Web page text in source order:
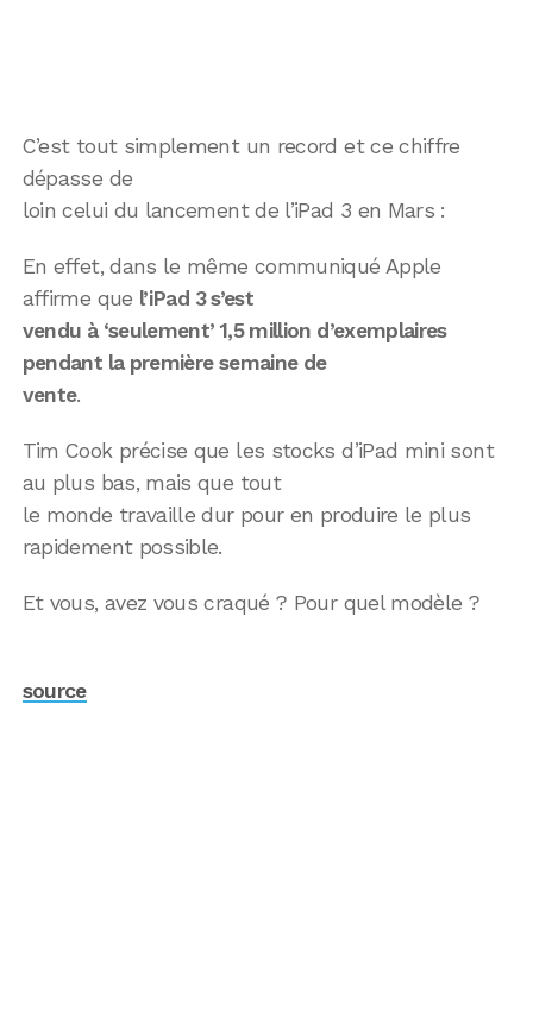
C’est tout simplement un record et ce chiffre
dépasse de
loin celui du lancement de l’iPad 3 en Mars :
En effet, dans le même communiqué Apple
affirme que l’iPad 3 s’est
vendu à ‘seulement’ 1,5 million d’exemplaires
pendant la première semaine de
vente.
Tim Cook précise que les stocks d’iPad mini sont
au plus bas, mais que tout
le monde travaille dur pour en produire le plus
rapidement possible.
Et vous, avez vous craqué ? Pour quel modèle ?
source